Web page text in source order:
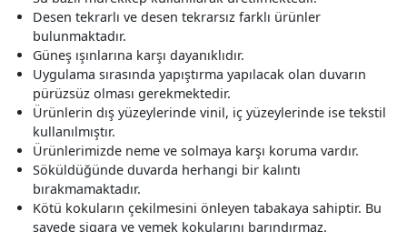
Desen tekrarlı ve desen tekrarsız farklı ürünler
bulunmaktadır.
Güneş ışınlarına karşı dayanıklıdır.
Uygulama sırasında yapıştırma yapılacak olan duvarın
pürüzsüz olması gerekmektedir.
Ürünlerin dış yüzeylerinde vinil, iç yüzeylerinde ise tekstil
kullanılmıştır.
Ürünlerimizde neme ve solmaya karşı koruma vardır.
Söküldüğünde duvarda herhangi bir kalıntı
bırakmamaktadır.
Kötü kokuların çekilmesini önleyen tabakaya sahiptir. Bu
sayede sigara ve yemek kokularını barındırmaz.